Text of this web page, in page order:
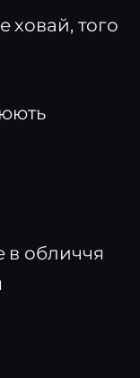
ховай, того
в обличчя